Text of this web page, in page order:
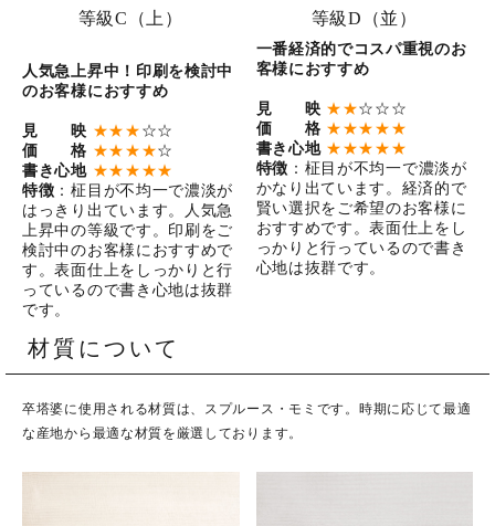
等級C（上）
人気急上昇中！印刷を検討中
のお客様におすすめ
見 映 ★★★ ☆☆
価 格 ★★★★☆
書き心地 ★★★★★
特徴 ：柾目が不均一で濃淡が
はっきり出ています。人気急
上昇中の等級です。印刷をご
検討中のお客様におすすめで
す。表面仕上をしっかりと行
っているので書き心地は抜群
です。
等級D（並）
一番経済的でコスパ重視のお
客様におすすめ
見 映 ★★☆☆☆
価 格 ★★★★★
書き心地 ★★★★★
特徴 ：柾目が不均一で濃淡が
かなり出ています。経済的で
賢い選択をご希望のお客様に
おすすめです。表面仕上をし
っかりと行っているので書き
心地は抜群です。
材質について
卒塔婆に使用される材質は、スプルース・モミです。時期に応じて最適
な産地から最適な材質を厳選しております。